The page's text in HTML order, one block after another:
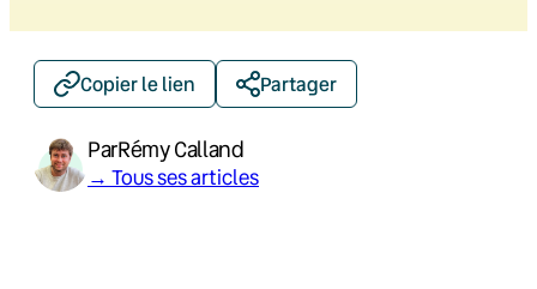
Copier le lien Partager
ParRémy Calland
→ Tous ses articles